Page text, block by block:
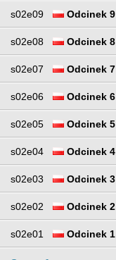
s02e09 Odcinek 9
s02e08 Odcinek 8
s02e07 Odcinek 7
s02e06 Odcinek 6
s02e05 Odcinek 5
s02e04 Odcinek 4
s02e03 Odcinek 3
s02e02 Odcinek 2
s02e01 Odcinek 1